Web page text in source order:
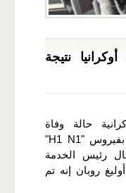
نتيجة
حالة وفاة
خامسة في البلاد نتيجة الإصابة بفيروس "H1 N1"
رئيس الخدمة
روبان إنه تم